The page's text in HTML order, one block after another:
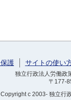
護 サイトの使い
独立行政法人労働
〒177-
Copyrightc 2003- 独立行